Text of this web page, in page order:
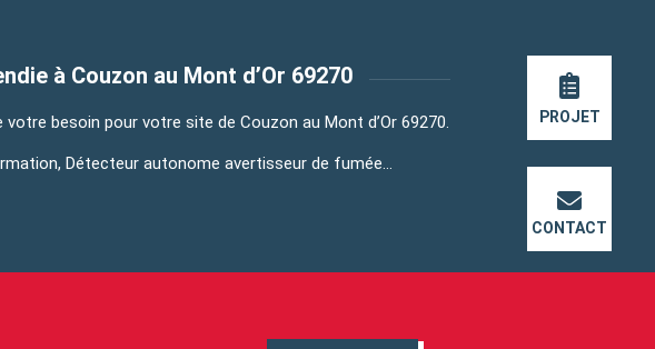
PROJET
CONTACT
à Couzon au Mont d’Or 69270
besoin pour votre site de Couzon au Mont d’Or 69270.
Détecteur autonome avertisseur de fumée…